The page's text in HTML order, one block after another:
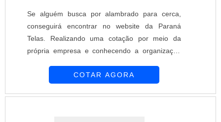
Se alguém busca por alambrado para cerca,
conseguirá encontrar no website da Paraná
Telas. Realizando uma cotação por meio da
própria empresa e conhecendo a organização
por alambrado para cerca, com os
COTAR AGORA